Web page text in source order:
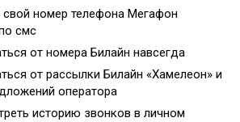
свой номер телефона Мегафон
смс
от номера Билайн навсегда
от рассылки Билайн «Хамелеон» и
оператора
историю звонков в личном